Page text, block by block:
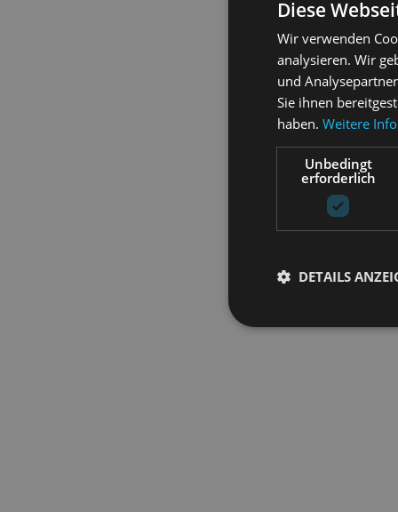
Diese
Wir verwenden
analysieren. Wir
und
Sie ihnen
haben. Weitere
Unbedingt
erforderlich
DETAILS